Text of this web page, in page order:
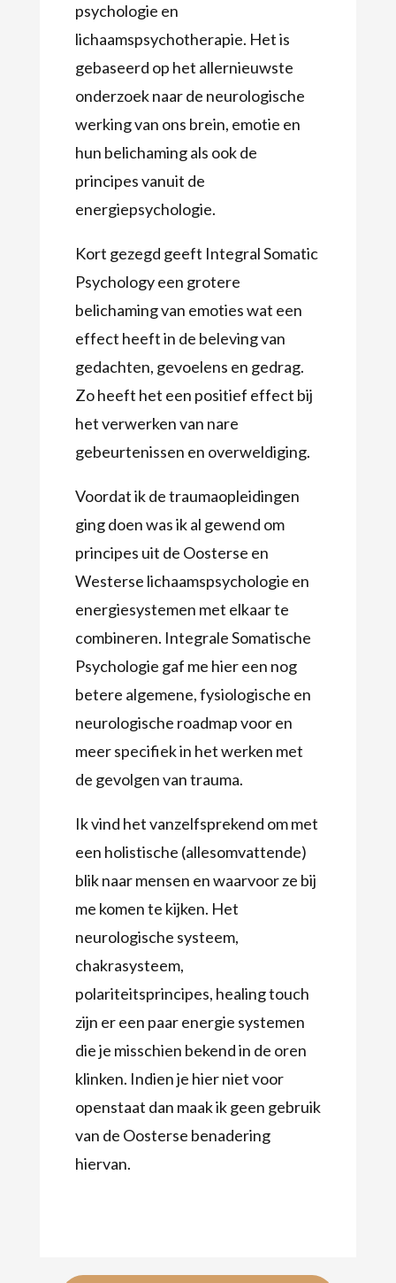
psychologie en
lichaamspsychotherapie. Het is
gebaseerd op het allernieuwste
onderzoek naar de neurologische
werking van ons brein, emotie en
hun belichaming als ook de
principes vanuit de
energiepsychologie.
Kort gezegd geeft Integral Somatic
Psychology een grotere
belichaming van emoties wat een
effect heeft in de beleving van
gedachten, gevoelens en gedrag.
Zo heeft het een positief effect bij
het verwerken van nare
gebeurtenissen en overweldiging.
Voordat ik de traumaopleidingen
ging doen was ik al gewend om
principes uit de Oosterse en
Westerse lichaamspsychologie en
energiesystemen met elkaar te
combineren. Integrale Somatische
Psychologie gaf me hier een nog
betere algemene, fysiologische en
neurologische roadmap voor en
meer specifiek in het werken met
de gevolgen van trauma.
Ik vind het vanzelfsprekend om met
een holistische (allesomvattende)
blik naar mensen en waarvoor ze bij
me komen te kijken. Het
neurologische systeem,
chakrasysteem,
polariteitsprincipes, healing touch
zijn er een paar energie systemen
die je misschien bekend in de oren
klinken. Indien je hier niet voor
openstaat dan maak ik geen gebruik
van de Oosterse benadering
hiervan.